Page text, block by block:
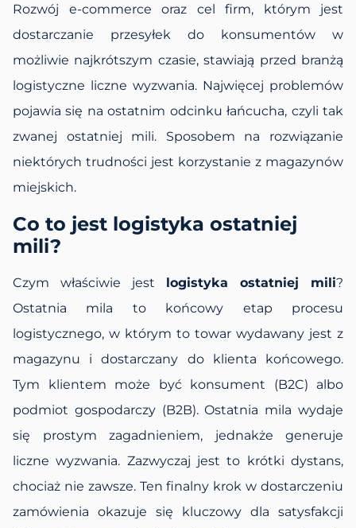
Rozwój e-commerce oraz cel firm, którym jest
dostarczanie przesyłek do konsumentów w
możliwie najkrótszym czasie, stawiają przed branżą
logistyczne liczne wyzwania. Najwięcej problemów
pojawia się na ostatnim odcinku łańcucha, czyli tak
zwanej ostatniej mili. Sposobem na rozwiązanie
niektórych trudności jest korzystanie z magazynów
miejskich.
Co to jest logistyka ostatniej
mili?
Czym właściwie jest logistyka ostatniej mili?
Ostatnia mila to końcowy etap procesu
logistycznego, w którym to towar wydawany jest z
magazynu i dostarczany do klienta końcowego.
Tym klientem może być konsument (B2C) albo
podmiot gospodarczy (B2B). Ostatnia mila wydaje
się prostym zagadnieniem, jednakże generuje
liczne wyzwania. Zazwyczaj jest to krótki dystans,
chociaż nie zawsze. Ten finalny krok w dostarczeniu
zamówienia okazuje się kluczowy dla satysfakcji